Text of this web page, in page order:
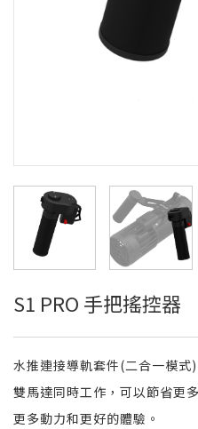
S1 PRO 手把搖控器
水推連接導軌套件(二合一模式)
雙馬達同時工作，可以節省更
更多動力和更好的體驗。